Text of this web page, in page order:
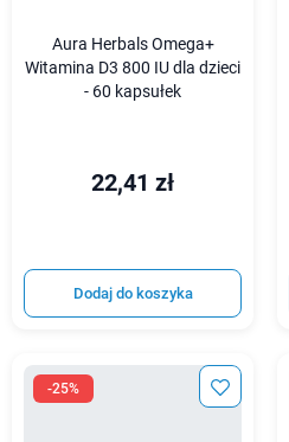
Aura Herbals Omega+
Witamina D3 800 IU dla dzieci
- 60 kapsułek
22,41 zł
Dodaj do koszyka
-25%